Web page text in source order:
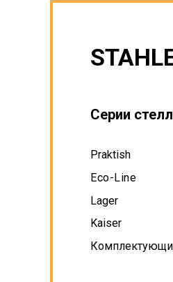
Серии
Praktish
Eco-Line
Lager
Kaiser